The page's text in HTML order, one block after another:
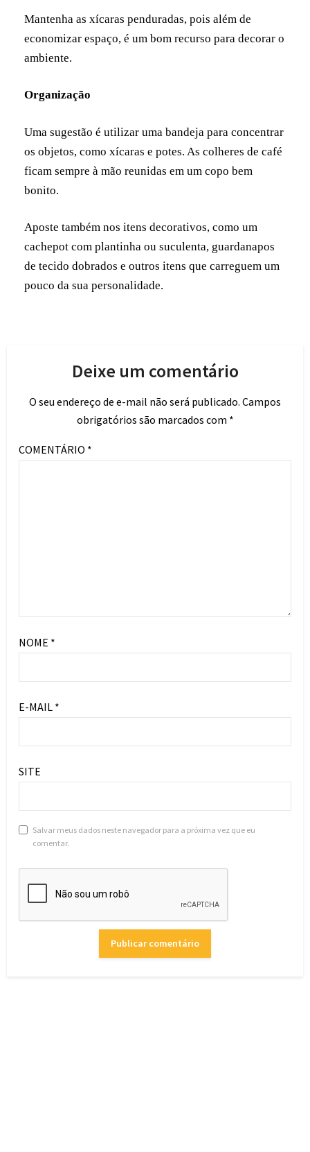
Mantenha as xícaras penduradas, pois além de
economizar espaço, é um bom recurso para decorar o
ambiente.
Organização
Uma sugestão é utilizar uma bandeja para concentrar
os objetos, como xícaras e potes. As colheres de café
ficam sempre à mão reunidas em um copo bem
bonito.
Aposte também nos itens decorativos, como um
cachepot com plantinha ou suculenta, guardanapos
de tecido dobrados e outros itens que carreguem um
pouco da sua personalidade.
Deixe um comentário
O seu endereço de e-mail não será publicado. Campos
obrigatórios são marcados com *
COMENTÁRIO *
NOME *
E-MAIL *
SITE
Salvar meus dados neste navegador para a próxima vez que eu
comentar.